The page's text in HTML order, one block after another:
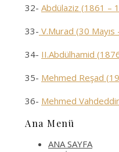
32- Abdülaziz (1861 –
33- V.Murad (30
34- II.Abdülhamid
35- Mehmed Reşad
36- Mehmed
Ana Menü
ANA SAYFA